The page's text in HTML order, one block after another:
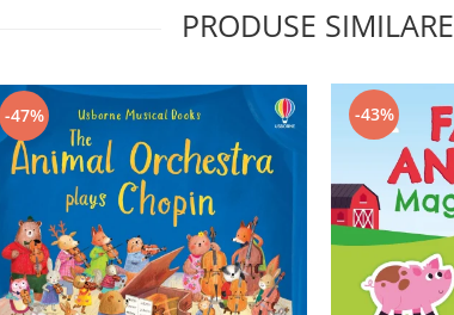
PRODUSE SIMILARE
-47% -43%